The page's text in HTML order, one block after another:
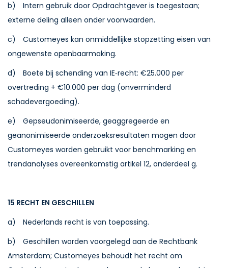
b) Intern gebruik door Opdrachtgever is toegestaan;
externe deling alleen onder voorwaarden.
c) Customeyes kan onmiddellijke stopzetting eisen van
ongewenste openbaarmaking.
d) Boete bij schending van IE‑recht: €25.000 per
overtreding + €10.000 per dag (onverminderd
schadevergoeding).
e) Gepseudonimiseerde, geaggregeerde en
geanonimiseerde onderzoeksresultaten mogen door
Customeyes worden gebruikt voor benchmarking en
trendanalyses overeenkomstig artikel 12, onderdeel g.
15 RECHT EN GESCHILLEN
a) Nederlands recht is van toepassing.
b) Geschillen worden voorgelegd aan de Rechtbank
Amsterdam; Customeyes behoudt het recht om